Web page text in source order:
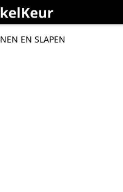
EN SLAPEN